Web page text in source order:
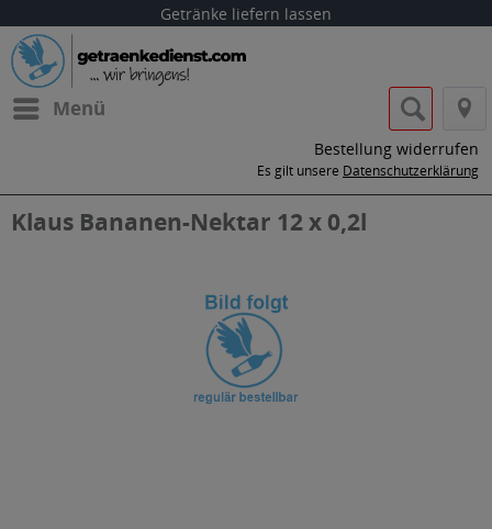
Getränke liefern lassen
Menü
Bestellung widerrufen
Es gilt unsere Datenschutzerklärung
Klaus Bananen-Nektar 12 x 0,2l